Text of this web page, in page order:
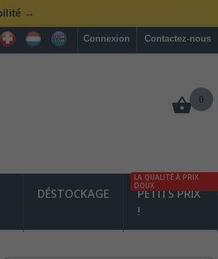
→
Contactez-nous
Connexion
0
DÉSTOCKAGE
PETITS PRIX
!
LA QUALITÉ À PRIX
DOUX